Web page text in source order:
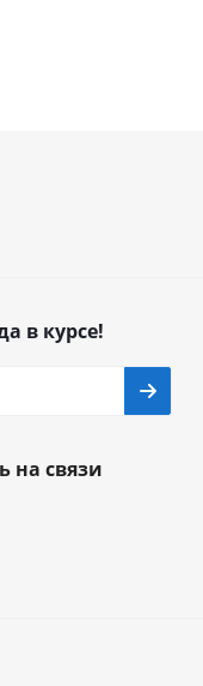
в курсе!
на связи